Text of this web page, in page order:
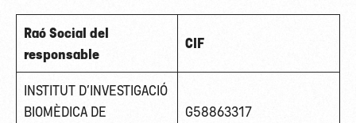
Raó Social del
responsable
CIF
INSTITUT D’INVESTIGACIÓ
BIOMÈDICA DE
G58863317